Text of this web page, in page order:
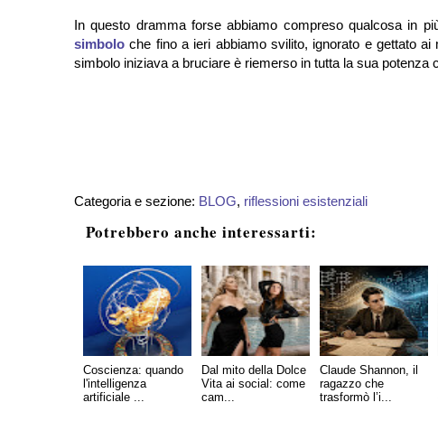
In questo dramma forse abbiamo compreso qualcosa in
simbolo che fino a ieri abbiamo svilito, ignorato e gettato
simbolo iniziava a bruciare è riemerso in tutta la sua
Categoria e sezione: BLOG, riflessioni esistenziali
Potrebbero anche interessarti:
Coscienza: quando
l'intelligenza
artificiale ...
Dal mito della Dolce
Vita ai social: come
cam...
Claude Shannon, il
ragazzo che
trasformò l’i...